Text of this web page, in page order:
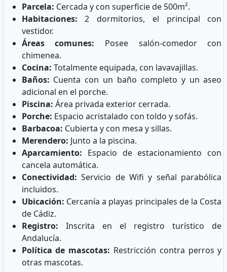
Parcela: Cercada y con superficie de 500m².
Habitaciones:2 dormitorios, el principal con
vestidor.
Áreas comunes: Posee salón-comedor con
chimenea.
Cocina: Totalmente equipada, con lavavajillas.
Baños: Cuenta con un baño completo y un aseo
adicional en el porche.
Piscina: Área privada exterior cerrada.
Porche: Espacio acristalado con toldo y sofás.
Barbacoa: Cubierta y con mesa y sillas.
Merendero: Junto a la piscina.
Aparcamiento: Espacio de estacionamiento con
cancela automática.
Conectividad:Servicio de Wifi y señal parabólica
incluidos.
Ubicación: Cercanía a playas principales de la Costa
de Cádiz.
Registro: Inscrita en el registro turístico de
Andalucía.
Política de mascotas: Restricción contra perros y
otras mascotas.